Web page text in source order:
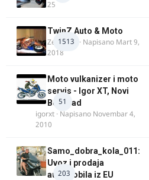
25
1513
TwinZ Auto & Moto
Zeljkamp · Napisano Mart 9,
2018
51
Moto vulkanizer i moto
servis - Igor XT, Novi
Beograd
igorxt · Napisano Novembar 4,
2010
203
Samo_dobra_kola_011:
Uvoz i prodaja
automobila iz EU